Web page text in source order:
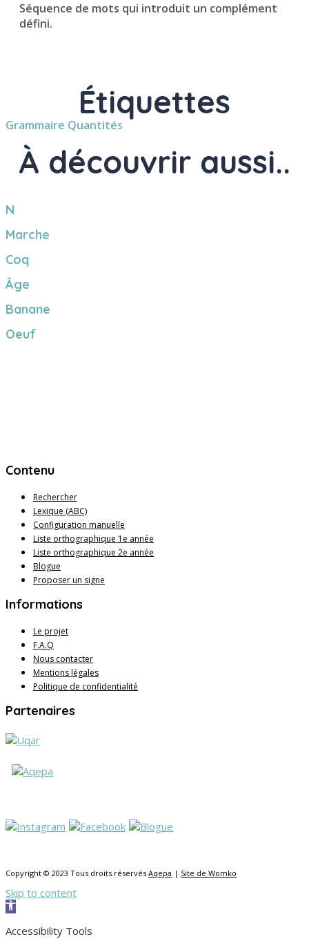
Séquence de mots qui introduit un complément
défini.
Étiquettes
Grammaire Quantités
À découvrir aussi..
N
Marche
Coq
Âge
Banane
Oeuf
Contenu
Rechercher
Lexique (ABC)
Configuration manuelle
Liste orthographique 1e année
Liste orthographique 2e année
Blogue
Proposer un signe
Informations
Le projet
F.A.Q
Nous contacter
Mentions légales
Politique de confidentialité
Partenaires
Copyright © 2023 Tous droits réservés Aqepa | Site de Womko
Skip to content
Open toolbar
Accessibility Tools